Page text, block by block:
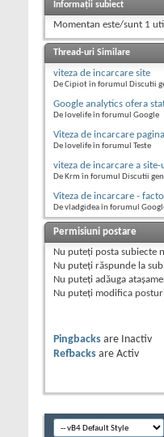
Informații subiect
Momentan este/sunt 1
Thread-uri Similare
viteza de incarcare site
De Cipiot în forumul Discutii
Google analytics ofera
De lovelife în forumul Google
Viteza de incarcare pagina
De lovelife în forumul Teste
viteza de incarcare a site-
De Krm în forumul Discutii
Viteza de incarcare -
De vladgidea în forumul
Permisiuni postare
Nu puteţi posta subiecte
Nu puteţi răspunde la
Nu puteţi adăuga
Nu puteţi modifica
Pingbacks are
Inactiv
Refbacks are Activ